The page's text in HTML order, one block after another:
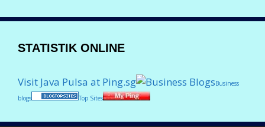
STATISTIK ONLINE
Visit Java Pulsa at Ping.sg
Business
blogs
Top Sites